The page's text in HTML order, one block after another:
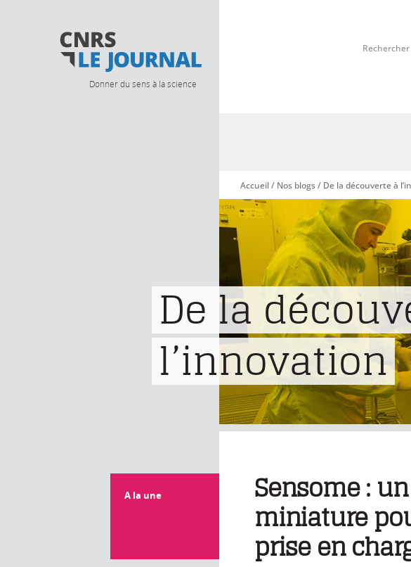
Donner du sens à la science
Rechercher
Vous êtes ici
Accueil/ Nos blogs/ De la découverte à
De la
l’innovation
A la une
Sensome :
miniature
prise en